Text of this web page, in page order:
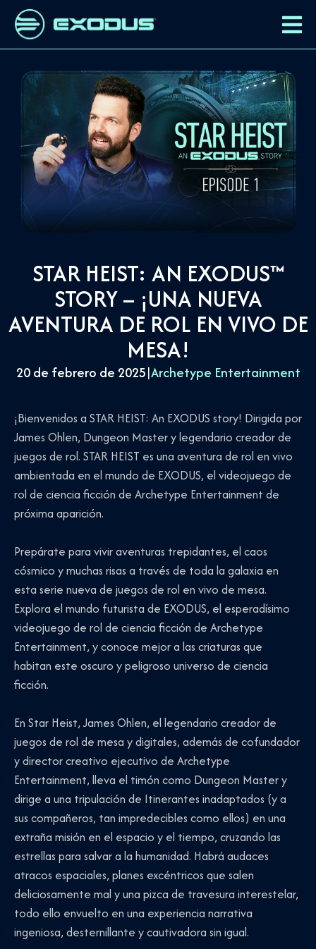
STAR HEIST: AN EXODUS™
STORY – ¡UNA NUEVA
AVENTURA DE ROL EN VIVO DE
MESA!
20 de febrero de 2025|Archetype Entertainment
¡Bienvenidos a STAR HEIST: An EXODUS story! Dirigida por
James Ohlen, Dungeon Master y legendario creador de
juegos de rol. STAR HEIST es una aventura de rol en vivo
ambientada en el mundo de EXODUS, el videojuego de
rol de ciencia ficción de Archetype Entertainment de
próxima aparición.
Prepárate para vivir aventuras trepidantes, el caos
cósmico y muchas risas a través de toda la galaxia en
esta serie nueva de juegos de rol en vivo de mesa.
Explora el mundo futurista de EXODUS, el esperadísimo
videojuego de rol de ciencia ficción de Archetype
Entertainment, y conoce mejor a las criaturas que
habitan este oscuro y peligroso universo de ciencia
ficción.
En Star Heist, James Ohlen, el legendario creador de
juegos de rol de mesa y digitales, además de cofundador
y director creativo ejecutivo de Archetype
Entertainment, lleva el timón como Dungeon Master y
dirige a una tripulación de Itinerantes inadaptados (y a
sus compañeros, tan impredecibles como ellos) en una
extraña misión en el espacio y el tiempo, cruzando las
estrellas para salvar a la humanidad. Habrá audaces
atracos espaciales, planes excéntricos que salen
deliciosamente mal y una pizca de travesura interestelar,
todo ello envuelto en una experiencia narrativa
ingeniosa, desternillante y cautivadora sin igual.